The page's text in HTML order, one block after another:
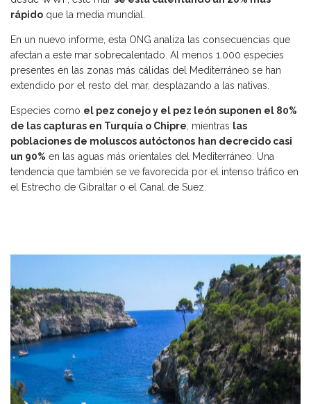
rápido que la media mundial.
En un nuevo informe, esta ONG analiza las consecuencias que
afectan a este mar sobrecalentado. Al menos 1.000 especies
presentes en las zonas más cálidas del Mediterráneo se han
extendido por el resto del mar, desplazando a las nativas.
Especies como el pez conejo y el pez león suponen el 80%
de las capturas en Turquía o Chipre, mientras las
poblaciones de moluscos autóctonos han decrecido casi
un 90% en las aguas más orientales del Mediterráneo. Una
tendencia que también se ve favorecida por el intenso tráfico en
el Estrecho de Gibraltar o el Canal de Suez.